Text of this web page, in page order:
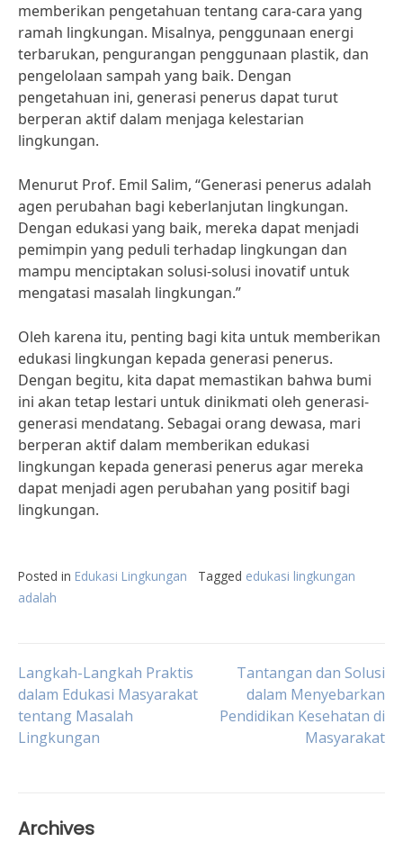
memberikan pengetahuan tentang cara-cara yang
ramah lingkungan. Misalnya, penggunaan energi
terbarukan, pengurangan penggunaan plastik, dan
pengelolaan sampah yang baik. Dengan
pengetahuan ini, generasi penerus dapat turut
berperan aktif dalam menjaga kelestarian
lingkungan.
Menurut Prof. Emil Salim, “Generasi penerus adalah
agen perubahan bagi keberlanjutan lingkungan.
Dengan edukasi yang baik, mereka dapat menjadi
pemimpin yang peduli terhadap lingkungan dan
mampu menciptakan solusi-solusi inovatif untuk
mengatasi masalah lingkungan.”
Oleh karena itu, penting bagi kita untuk memberikan
edukasi lingkungan kepada generasi penerus.
Dengan begitu, kita dapat memastikan bahwa bumi
ini akan tetap lestari untuk dinikmati oleh generasi-
generasi mendatang. Sebagai orang dewasa, mari
berperan aktif dalam memberikan edukasi
lingkungan kepada generasi penerus agar mereka
dapat menjadi agen perubahan yang positif bagi
lingkungan.
Posted in Edukasi Lingkungan Tagged edukasi lingkungan
adalah
Post
navigation
Langkah-Langkah Praktis
dalam Edukasi Masyarakat
tentang Masalah
Lingkungan
Tantangan dan Solusi
dalam Menyebarkan
Pendidikan Kesehatan di
Masyarakat
Archives